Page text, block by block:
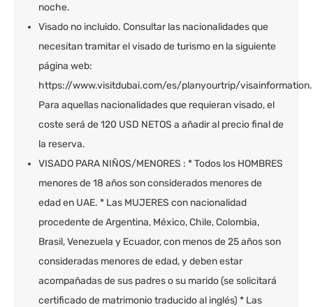
noche.
Visado no incluido. Consultar las nacionalidades que
necesitan tramitar el visado de turismo en la siguiente
página web:
https://www.visitdubai.com/es/planyourtrip/visainformation.
Para aquellas nacionalidades que requieran visado, el
coste será de 120 USD NETOS a añadir al precio final de
la reserva.
VISADO PARA NIÑOS/MENORES : * Todos los HOMBRES
menores de 18 años son considerados menores de
edad en UAE. * Las MUJERES con nacionalidad
procedente de Argentina, México, Chile, Colombia,
Brasil, Venezuela y Ecuador, con menos de 25 años son
consideradas menores de edad, y deben estar
acompañadas de sus padres o su marido (se solicitará
certificado de matrimonio traducido al inglés) * Las